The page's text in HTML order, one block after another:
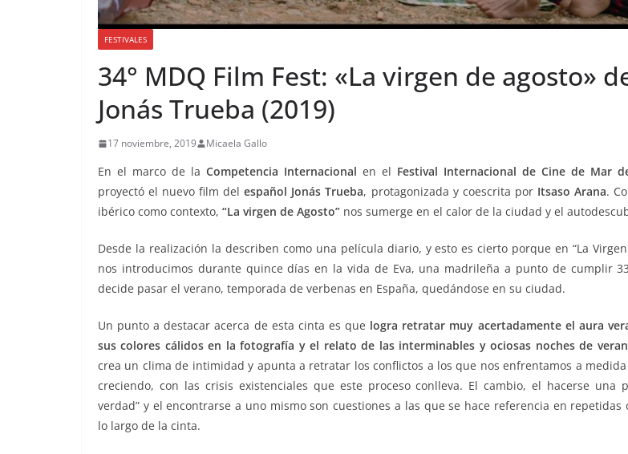
FESTIVALES
34° MDQ Film Fest: «La virgen de agosto»
Jonás Trueba (2019)
17 noviembre, 2019 Micaela Gallo
En el marco de la Competencia Internacional en el Festival Internacional de Cine de Mar
proyectó el nuevo film delespañol Jonás Trueba, protagonizada y coescrita por Itsaso Arana.
ibérico como contexto, “La virgen de Agosto” nos sumerge en el calor de la ciudad y el
Desde la realización la describen como una película diario, y esto es cierto porque en “La Virgen
nos introducimos durante quince días en la vida de Eva, una madrileña a punto de cumplir
decide pasar el verano, temporada de verbenas en España, quedándose en su ciudad.
Un punto a destacar acerca de esta cinta es que logra retratar muy acertadamente el aura
sus colores cálidos en la fotografía y el relato de las interminables y ociosas noches de
crea un clima de intimidad y apunta a retratar los conflictos a los que nos enfrentamos a
creciendo, con las crisis existenciales que este proceso conlleva. El cambio, el hacerse una
verdad” y el encontrarse a uno mismo son cuestiones a las que se hace referencia en repetidas
lo largo de la cinta.